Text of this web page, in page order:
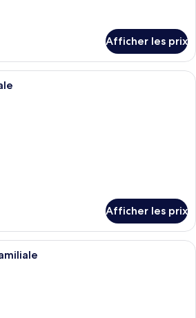
Afficher les prix
Une chambre d’hôtel avec un
Afficher les prix
Une chambre d’hôtel avec un lit,